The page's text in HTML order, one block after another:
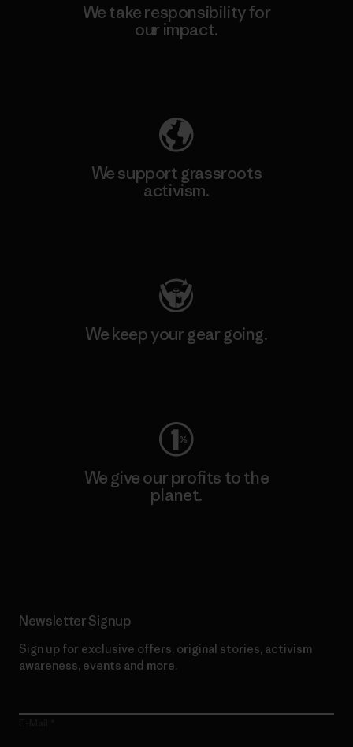
We take responsibility for
our impact.
We support grassroots
activism.
We keep your gear going.
We give our profits to the
planet.
Newsletter Signup
Sign up for exclusive offers, original stories, activism
awareness, events and more.